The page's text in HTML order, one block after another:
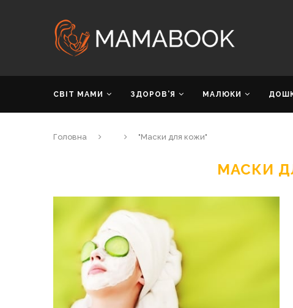
СВІТ МАМИ ЗДОРОВ’Я МАЛЮКИ
Головна "Маски для кожи"
МАСКИ